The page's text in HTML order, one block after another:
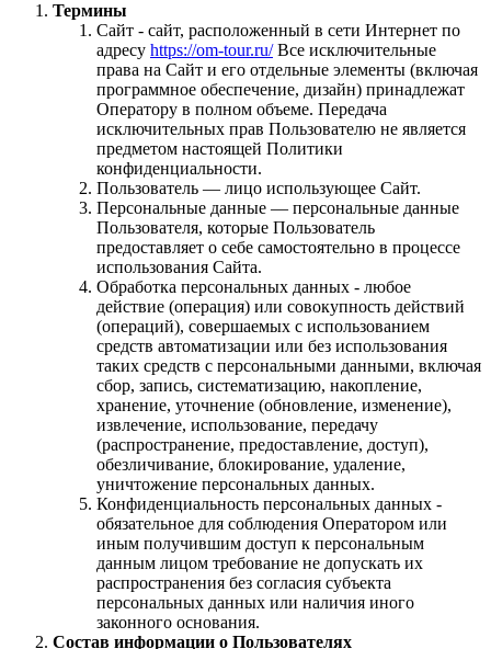
Термины
Сайт - сайт, расположенный в сети Интернет по
адресу https://om-tour.ru/Все исключительные
права на Сайт и его отдельные элементы (включая
программное обеспечение, дизайн) принадлежат
Оператору в полном объеме. Передача
исключительных прав Пользователю не является
предметом настоящей Политики
конфиденциальности.
Пользователь — лицо использующее Сайт.
Персональные данные — персональные данные
Пользователя, которые Пользователь
предоставляет о себе самостоятельно в процессе
использования Сайта.
Обработка персональных данных - любое
действие (операция) или совокупность действий
(операций), совершаемых с использованием
средств автоматизации или без использования
таких средств с персональными данными, включая
сбор, запись, систематизацию, накопление,
хранение, уточнение (обновление, изменение),
извлечение, использование, передачу
(распространение, предоставление, доступ),
обезличивание, блокирование, удаление,
уничтожение персональных данных.
Конфиденциальность персональных данных -
обязательное для соблюдения Оператором или
иным получившим доступ к персональным
данным лицом требование не допускать их
распространения без согласия субъекта
персональных данных или наличия иного
законного основания.
Состав информации о Пользователях